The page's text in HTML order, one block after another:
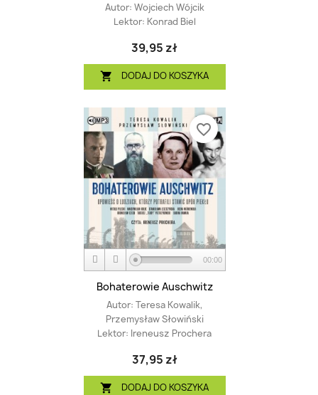
Autor: Wojciech Wójcik
Lektor: Konrad Biel
39,95 zł
 DODAJ DO KOSZYKA
00:00
Bohaterowie Auschwitz
Autor: Teresa Kowalik,
Przemysław Słowiński
Lektor: Ireneusz Prochera
37,95 zł
 DODAJ DO KOSZYKA
favorite_border